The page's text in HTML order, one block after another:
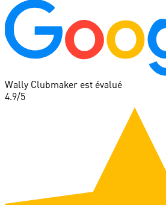
Wally Clubmaker est évalué
4.9/5